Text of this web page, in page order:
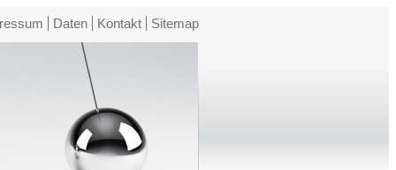
Daten Kontakt Sitemap